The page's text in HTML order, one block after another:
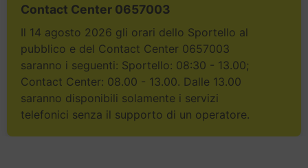
Contact Center 0657003
Il 14 agosto 2026 gli orari dello Sportello al
pubblico e del Contact Center 0657003
saranno i seguenti: Sportello: 08:30 - 13.00;
Contact Center: 08.00 - 13.00. Dalle 13.00
saranno disponibili solamente i servizi
telefonici senza il supporto di un operatore.